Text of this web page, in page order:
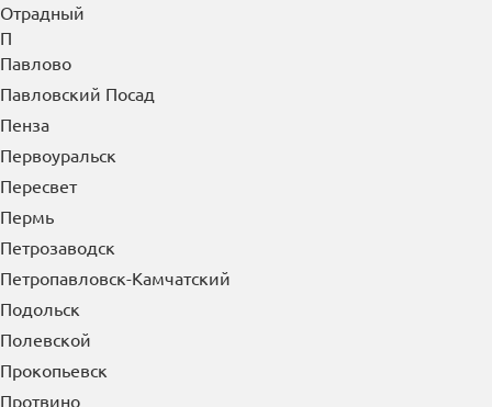
Отрадный
П
Павлово
Павловский Посад
Пенза
Первоуральск
Пересвет
Пермь
Петрозаводск
Петропавловск-Камчатский
Подольск
Полевской
Прокопьевск
Протвино